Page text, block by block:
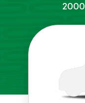
2000